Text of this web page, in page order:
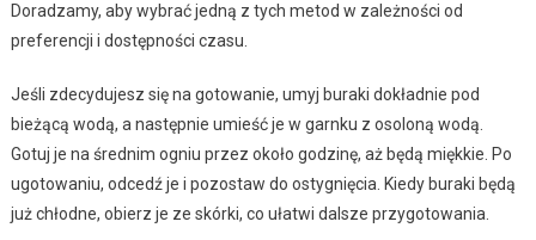
Doradzamy, aby wybrać jedną z tych metod w zależności od
preferencji i dostępności czasu.
Jeśli zdecydujesz się na gotowanie, umyj buraki dokładnie pod
bieżącą wodą, a następnie umieść je w garnku z osoloną wodą.
Gotuj je na średnim ogniu przez około godzinę, aż będą miękkie. Po
ugotowaniu, odcedź je i pozostaw do ostygnięcia. Kiedy buraki będą
już chłodne, obierz je ze skórki, co ułatwi dalsze przygotowania.